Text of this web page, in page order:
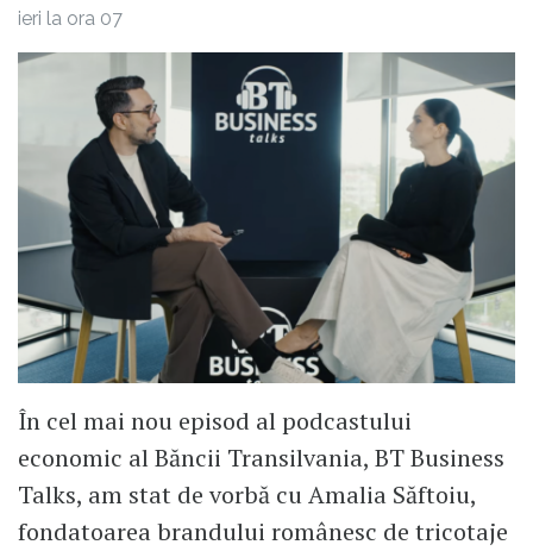
ieri la ora 07
În cel mai nou episod al podcastului
economic al Băncii Transilvania, BT Business
Talks, am stat de vorbă cu Amalia Săftoiu,
fondatoarea brandului românesc de tricotaje